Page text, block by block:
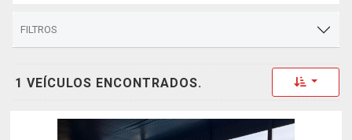
FILTROS
1 VEÍCULOS ENCONTRADOS. Toggle